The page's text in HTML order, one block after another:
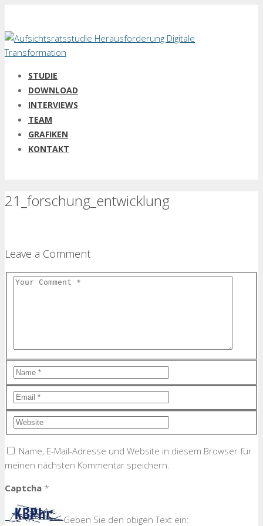
STUDIE
DOWNLOAD
INTERVIEWS
TEAM
GRAFIKEN
KONTAKT
21_forschung_entwicklung
Leave a Comment
Name, E-Mail-Adresse und Website in diesem Browser für
meinen nächsten Kommentar speichern.
Captcha *
Geben Sie den obigen Text ein: